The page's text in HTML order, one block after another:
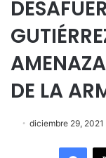
DE LA
diciembre 29, 2021